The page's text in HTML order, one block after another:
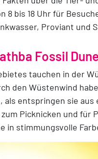
bis 18 Uhr für
Proviant und
Fossil
tauchen in der
den Wüstenwind
entspringen sie aus
Picknicken und für
in stimmungsvolle